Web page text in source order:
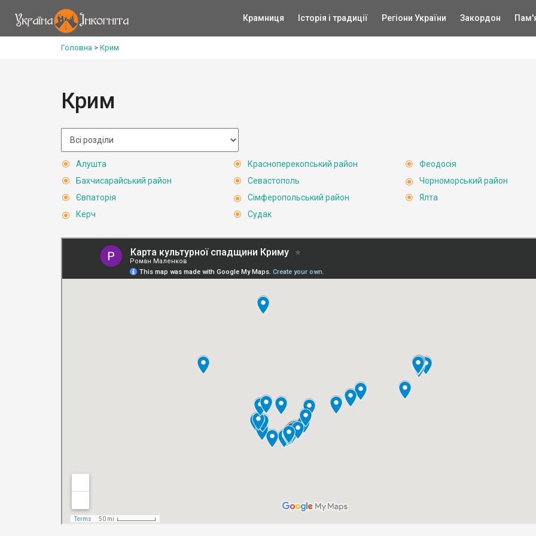
Крамниця Історія і традиції Регіони України Закордон
Головна > Крим
Крим
Алушта
Бахчисарайський район
Євпаторія
Керч
Красноперекопський район
Севастополь
Сімферопольський район
Судак
Феодосія
Чорноморський район
Ялта